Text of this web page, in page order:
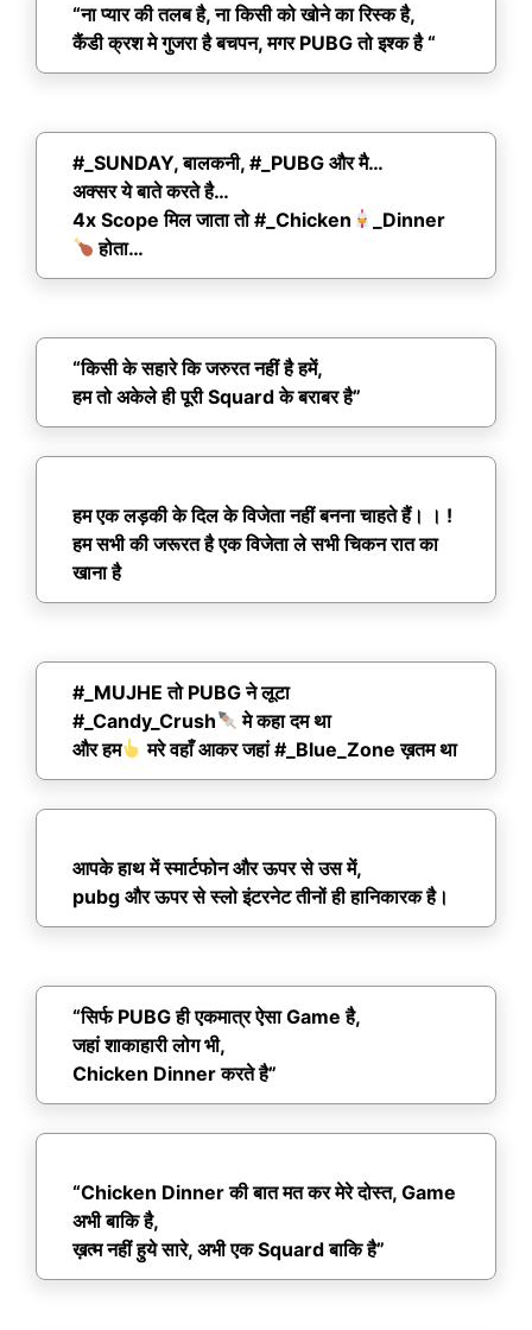
“ना प्यार की तलब है, ना किसी को खोने का रिस्क है,
कैंडी क्रश मे गुजरा है बचपन, मगर PUBG तो इश्क है “
#_SUNDAY, बालकनी, #_PUBG और मै…
अक्सर ये बाते करते है…
4x Scope मिल जाता तो #_Chicken
_Dinner
होता…
“किसी के सहारे कि जरुरत नहीं है हमें,
हम तो अकेले ही पूरी Squard के बराबर है”
हम एक लड़की के दिल के विजेता नहीं बनना चाहते हैं। । !
हम सभी की जरूरत है एक विजेता ले सभी चिकन रात का
खाना है
#_MUJHE तो PUBG ने लूटा
#_Candy_Crush
मे कहा दम था
और हम
मरे वहाँ आकर जहां #_Blue_Zone ख़तम था
आपके हाथ में स्मार्टफोन और ऊपर से उस में,
pubg और ऊपर से स्लो इंटरनेट तीनों ही हानिकारक है।
“सिर्फ PUBG ही एकमात्र ऐसा Game है,
जहां शाकाहारी लोग भी,
Chicken Dinner करते है”
“Chicken Dinner की बात मत कर मेरे दोस्त, Game
अभी बाकि है,
ख़त्म नहीं हुये सारे, अभी एक Squard बाकि है”